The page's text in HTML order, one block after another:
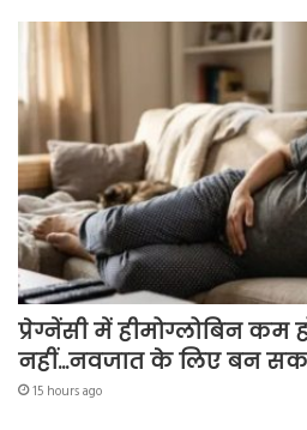
प्रेग्नेंसी में हीमोग्लोबिन कम
नहीं…नवजात के लिए बन
15 hours ago